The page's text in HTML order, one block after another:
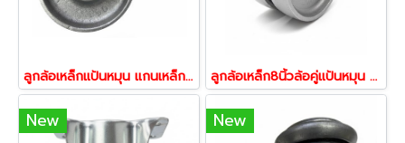
ลูกล้อเหล็กแป้นหมุน แกนเหล็ก คุณภาพสูง รับน้ำหนัก 590-730 กก. ตรา REVVO ลูกล้อเหล็ก8นิ้วล้อคู่แป้นหมุน แกนเหล็ก คุณภาพสูง รับน้ำหนัก 370-555 กก. ตรา REVVO
New New